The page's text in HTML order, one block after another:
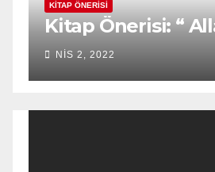
KITAP ÖNERISI
Kitap Önerisi: “
NIS 2, 2022